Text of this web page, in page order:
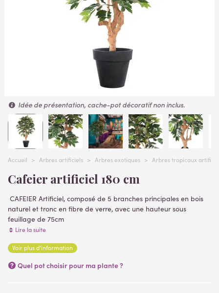
Idée de présentation, cache-pot décoratif non inclus.
Accueil > Arbres artificiels > Arbres exotiques > Arbres tropicaux
Cafeier artificiel 180 cm
CAFEIER Artificiel, composé de 5 branches principales en bois
naturel et tronc en fibre de verre, avec une hauteur sous
feuillage de 75cm
Livrés dans un support plastique (pot PVC) plantes artificielles
Lire la suite
Voir plus d'information
Quel pot choisir pour ma plante ?